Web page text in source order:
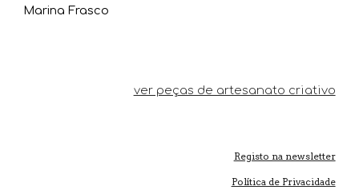
Marina Frasco
ver peças de artesanato criativo
Registo na newsletter
Política de Privacidade